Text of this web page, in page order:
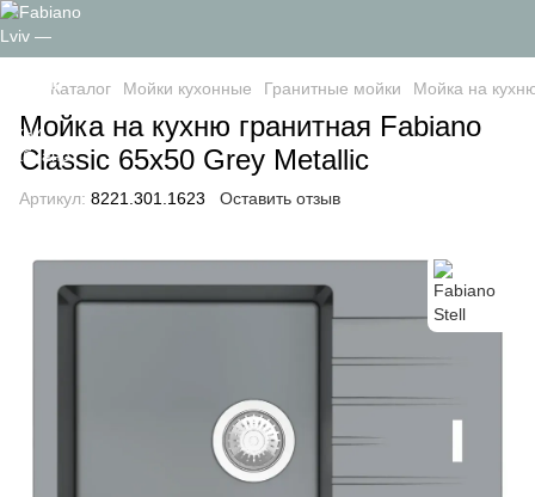
Каталог Мойки кухонные Гранитные мойки Мойка на
Мойка на кухню гранитная Fabiano
Classic 65x50 Grey Metallic
Артикул: 8221.301.1623 Оставить отзыв